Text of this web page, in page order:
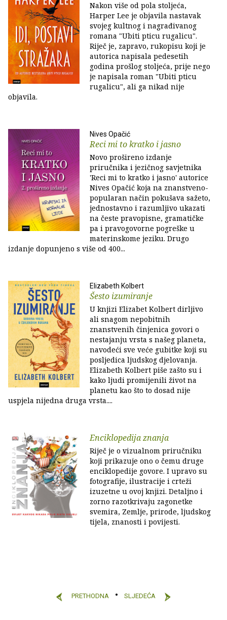
Nakon više od pola stoljeća,
Harper Lee je objavila nastavak
svojeg kultnog i nagrađivanog
romana "Ubiti pticu rugalicu".
Riječ je, zapravo, rukopisu koji je
autorica napisala pedesetih
godina prošlog stoljeća, prije nego
je napisala roman "Ubiti pticu
rugalicu", ali ga nikad nije
objavila.
Nives Opačić
Reci mi to kratko i jasno
Novo prošireno izdanje
priručnika i jezičnog savjetnika
'Reci mi to kratko i jasno' autorice
Nives Opačić koja na znanstveno-
popularan način pokušava sažeto,
jednostavno i razumljivo ukazati
na česte pravopisne, gramatičke
pa i pravogovorne pogreške u
materinskome jeziku. Drugo
izdanje dopunjeno s više od 400...
Elizabeth Kolbert
Šesto izumiranje
U knjizi Elizabet Kolbert dirljivo
ali snagom nepobitnih
znanstvenih činjenica govori o
nestajanju vrsta s našeg planeta,
navodeći sve veće gubitke koji su
posljedica ljudskog djelovanja.
Elizabeth Kolbert piše zašto su i
kako ljudi promijenili život na
planetu kao što to dosad nije
uspjela nijedna druga vrsta....
Enciklopedija znanja
Riječ je o vizualnom priručniku
koji prikazuje ono o čemu druge
enciklopedije govore. I upravo su
fotografije, ilustracije i crteži
izuzetne u ovoj knjizi. Detaljno i
zorno razotkrivaju zagonetke
svemira, Zemlje, prirode, ljudskog
tijela, znanosti i povijesti.
PRETHODNA SLJEDEĆA